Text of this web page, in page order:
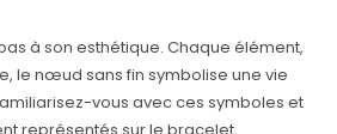
à son esthétique. Chaque élément,
le nœud sans fin symbolise une vie
vous avec ces symboles et